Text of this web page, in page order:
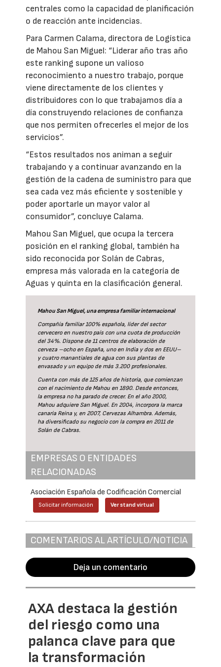
centrales como la capacidad de planificación
o de reacción ante incidencias.
Para Carmen Calama, directora de Logística
de Mahou San Miguel: “Liderar año tras año
este ranking supone un valioso
reconocimiento a nuestro trabajo, porque
viene directamente de los clientes y
distribuidores con lo que trabajamos día a
día construyendo relaciones de confianza
que nos permiten ofrecerles el mejor de los
servicios”.
“Estos resultados nos animan a seguir
trabajando y a continuar avanzando en la
gestión de la cadena de suministro para que
sea cada vez más eficiente y sostenible y
poder aportarle un mayor valor al
consumidor”, concluye Calama.
Mahou San Miguel, que ocupa la tercera
posición en el ranking global, también ha
sido reconocida por Solán de Cabras,
empresa más valorada en la categoría de
Aguas y quinta en la clasificación general.
Mahou San Miguel, una empresa familiar internacional
Compañía familiar 100% española, líder del sector
cervecero en nuestro país con una cuota de producción
del 34%. Dispone de 11 centros de elaboración de
cerveza –ocho en España, uno en India y dos en EEUU–
y cuatro manantiales de agua con sus plantas de
envasado y un equipo de más 3.200 profesionales.
Cuenta con más de 125 años de historia, que comienzan
con el nacimiento de Mahou en 1890. Desde entonces,
la empresa no ha parado de crecer. En el año 2000,
Mahou adquiere San Miguel. En 2004, incorpora la marca
canaria Reina y, en 2007, Cervezas Alhambra. Además,
ha diversificado su negocio con la compra en 2011 de
Solán de Cabras.
EMPRESAS O ENTIDADES
RELACIONADAS
Asociación Española de Codificación Comercial
Solicitar información Ver stand virtual
COMENTARIOS AL ARTÍCULO/NOTICIA
Deja un comentario
AXA destaca la gestión
del riesgo como una
palanca clave para que
la transformación